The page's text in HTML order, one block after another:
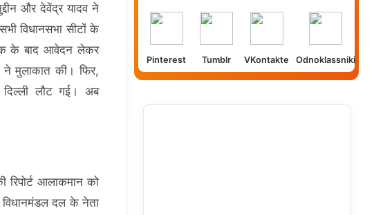
और देवेंद्र यादव ने
विधानसभा सीटों के
के बाद आवेदन लेकर
ने मुलाकात की। फिर,
लौट गई। अब
आलाकमान को
विधानमंडल दल के नेता
Pinterest Tumblr VKontakte Odnoklassniki